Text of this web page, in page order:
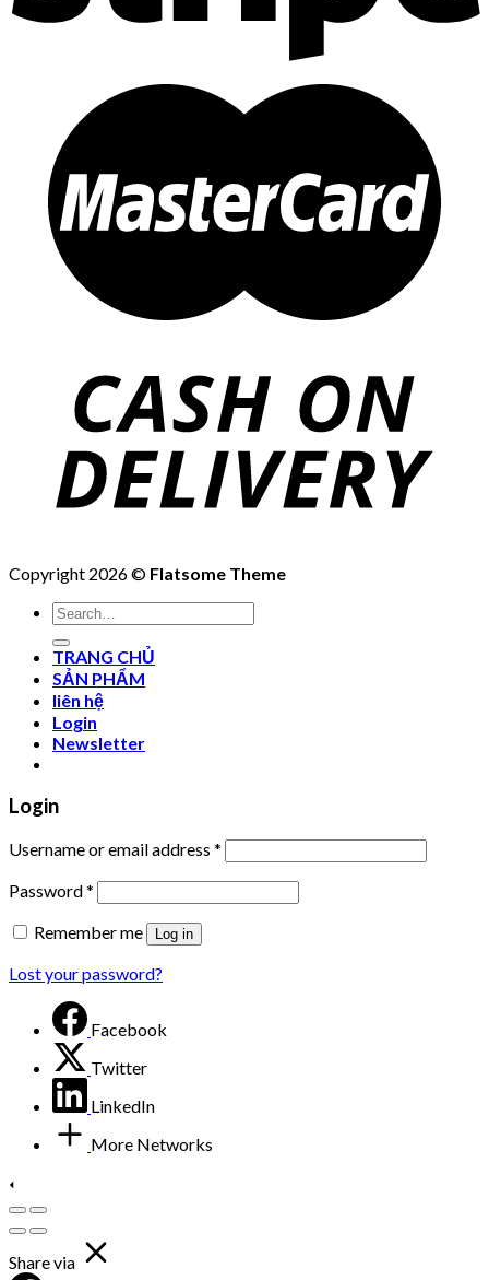
Copyright 2026 © Flatsome Theme
Search
for:
TRANG CHỦ
SẢN PHẨM
liên hệ
Login
Newsletter
Login
Username or email address *
Password*
Remember me
Log in
Lost your password?
Facebook
Twitter
LinkedIn
More Networks
Share via